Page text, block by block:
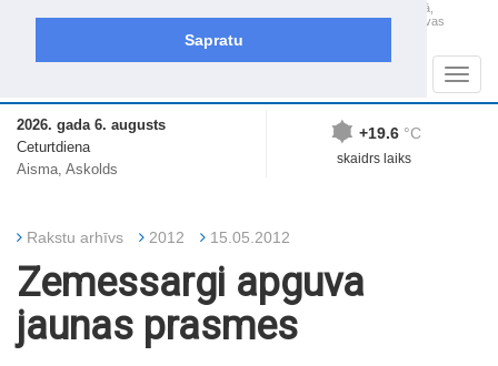
Sapratu
„Latgales Laiks” iznāk latviešu un krievu valodās visā Dienvidlatgalē un Sēlijā,
„Latgales Laiks” latviešu valodā aptver Daugavpils valstspilsētu, Augšdaugavas
novadu un apkārtējos novadus un pilsētas.
2026. gada 6. augusts
Ceturtdiena
Aisma, Askolds
+19.6 °C
skaidrs laiks
Rakstu arhīvs 2012 15.05.2012
Zemessargi apguva
jaunas prasmes